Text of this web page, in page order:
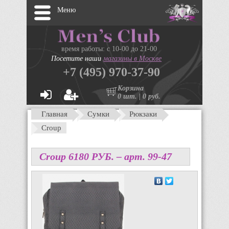
Меню
время работы: с 10-00 до 21-00
Посетите нашимагазины в Москве
+7 (495) 970-37-90
Корзина
0 шт. | 0 руб.
Главная Сумки
Рюкзаки
Croup
Croup 6180 PУБ. – арт. 99-47